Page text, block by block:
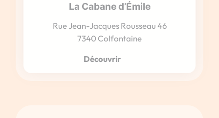
La Cabane d’Émile
Rue Jean-Jacques Rousseau 46
7340 Colfontaine
Découvrir